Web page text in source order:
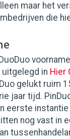
maar het
die
in Hier
gelukt ruim
jaar tijd.
eerste
nog vast in